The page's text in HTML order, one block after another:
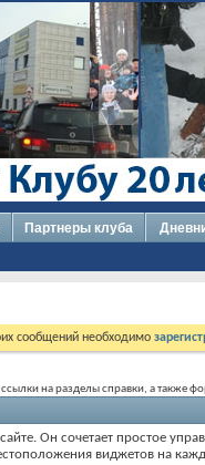
Партнеры клуба
сообщений необходимо
ссылки на разделы справки, а
Он сочетает простое
виджетов на